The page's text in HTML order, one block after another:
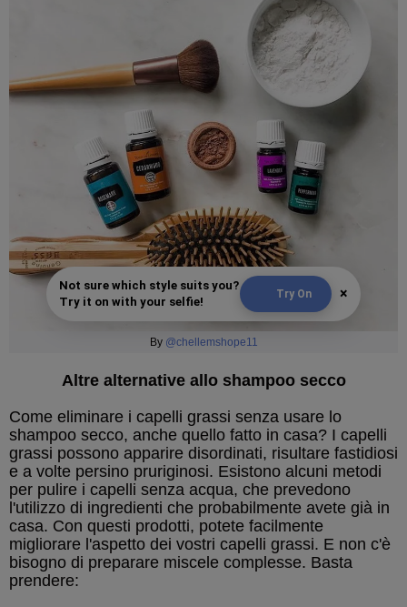
Not sure which style suits you?
Try it on with your selfie!
Try On ×
By @chellemshope11
Altre alternative allo shampoo secco
Come eliminare i capelli grassi senza usare lo
shampoo secco, anche quello fatto in casa? I capelli
grassi possono apparire disordinati, risultare fastidiosi
e a volte persino pruriginosi. Esistono alcuni metodi
per pulire i capelli senza acqua, che prevedono
l'utilizzo di ingredienti che probabilmente avete già in
casa. Con questi prodotti, potete facilmente
migliorare l'aspetto dei vostri capelli grassi. E non c'è
bisogno di preparare miscele complesse. Basta
prendere: